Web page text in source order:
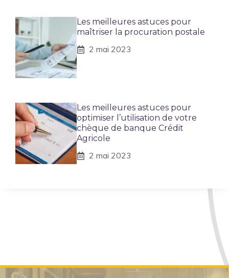
Les meilleures astuces pour
maîtriser la procuration postale
2 mai 2023
Les meilleures astuces pour
optimiser l’utilisation de votre
chèque de banque Crédit
Agricole
2 mai 2023